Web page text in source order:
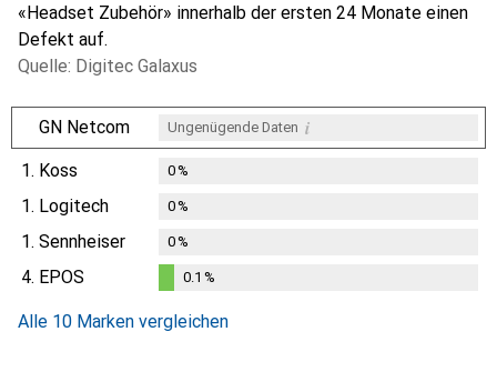
«Headset Zubehör» innerhalb der ersten 24 Monate einen
Defekt auf.
Quelle: Digitec Galaxus
GN Netcom Ungenügende Daten i
1. Koss 0%
1. Logitech 0%
1. Sennheiser 0%
4. EPOS 0.1 %
Alle 10 Marken vergleichen